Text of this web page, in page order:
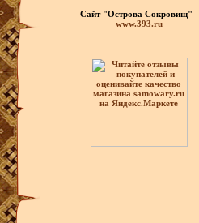
Сайт "Острова Сокровищ" -
www.393.ru